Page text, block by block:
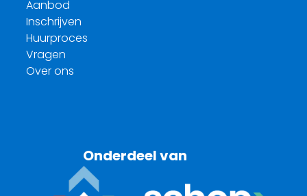
Aanbod
Inschrijven
Huurproces
Vragen
Over ons
Onderdeel van